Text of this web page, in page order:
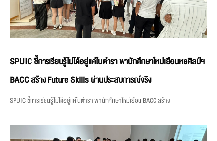
SPUIC ชี้การเรียนรู้ไม่ได้อยู่แค่ในตำรา พานักศึกษาใหม่เยือนหอศิลป์ฯ
BACC สร้าง Future Skills ผ่านประสบการณ์จริง
SPUIC ชี้การเรียนรู้ไม่ได้อยู่แค่ในตำรา พานักศึกษาใหม่เยือน BACC สร้าง